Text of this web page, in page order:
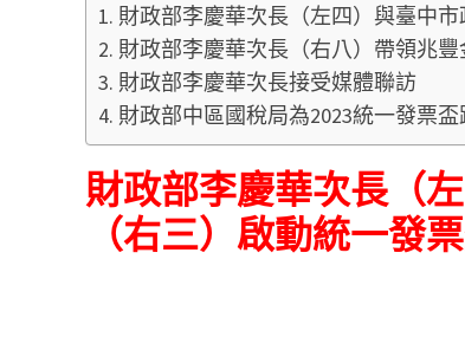
財政部李慶華次長（左四）與臺中
財政部李慶華次長（右八）帶領兆
財政部李慶華次長接受媒體聯訪
財政部中區國稅局為2023統一發票
財政部李慶華次長（
（右三）啟動統一發票